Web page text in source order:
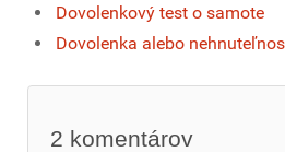
Dovolenkový test o samote
Dovolenka alebo
2 komentárov